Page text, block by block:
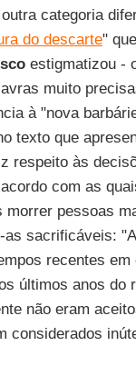
categoria
do descarte"
estigmatizou -
muito
à "nova
texto que
respeito às
com as
morrer pessoas
as sacrificáveis:
recentes em
últimos anos do
não eram
considerados